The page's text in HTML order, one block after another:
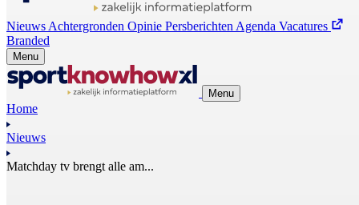
Nieuws Achtergronden Opinie Persberichten Agenda Vacatures
Branded
Menu
Menu
Home
Nieuws
Matchday tv brengt alle am...